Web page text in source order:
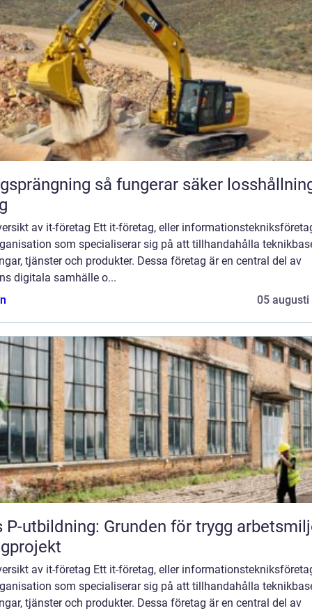
så fungerar säker losshållning av
av it-företag Ett it-företag, eller
som specialiserar sig på att tillhandahålla
tjänster och produkter. Dessa företag är en central del av
digitala samhälle o...
05 augusti
P-utbildning: Grunden för trygg
av it-företag Ett it-företag, eller
som specialiserar sig på att tillhandahålla
tjänster och produkter. Dessa företag är en central del av